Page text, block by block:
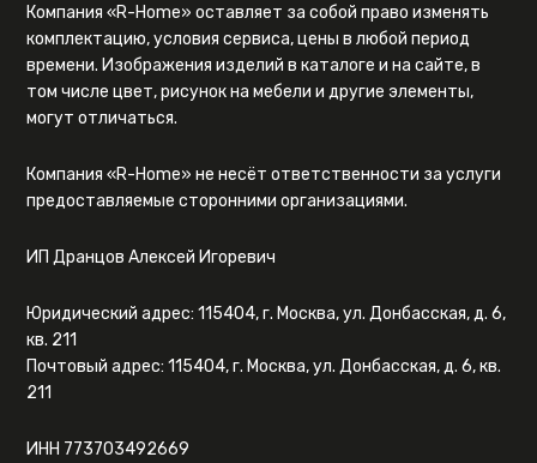
Компания «R-Home» оставляет за собой право изменять
комплектацию, условия сервиса, цены в любой период
времени. Изображения изделий в каталоге и на сайте, в
том числе цвет, рисунок на мебели и другие элементы,
могут отличаться.
Компания «R-Home» не несёт ответственности за услуги
предоставляемые сторонними организациями.
ИП Дранцов Алексей Игоревич
Юридический адрес: 115404, г. Москва, ул. Донбасская, д. 6,
кв. 211
Почтовый адрес: 115404, г. Москва, ул. Донбасская, д. 6, кв.
211
ИНН 773703492669